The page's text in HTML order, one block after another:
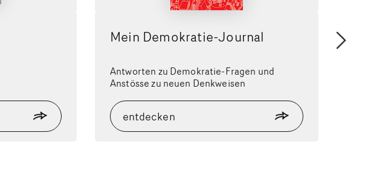
Mein Demokratie-Journal
Antworten zu Demokratie-Fragen und
Anstösse zu neuen Denkweisen
entdecken